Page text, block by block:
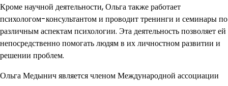
Кроме научной деятельности, Ольга также работает
психологом-консультантом и проводит тренинги и семинары по
различным аспектам психологии. Эта деятельность позволяет ей
непосредственно помогать людям в их личностном развитии и
решении проблем.
Ольга Медынич является членом Международной ассоциации